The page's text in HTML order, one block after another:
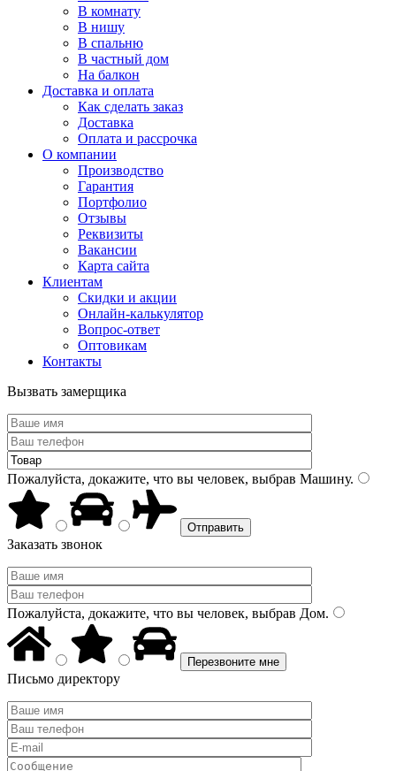
В комнату
В нишу
В спальню
В частный дом
На балкон
Доставка и оплата
Как сделать заказ
Доставка
Оплата и рассрочка
О компании
Производство
Гарантия
Портфолио
Отзывы
Реквизиты
Вакансии
Карта сайта
Клиентам
Скидки и акции
Онлайн-калькулятор
Вопрос-ответ
Оптовикам
Контакты
Вызвать замерщика
Пожалуйста, докажите, что вы человек, выбрав Машину.
Заказать звонок
Пожалуйста, докажите, что вы человек, выбрав Дом.
Письмо директору